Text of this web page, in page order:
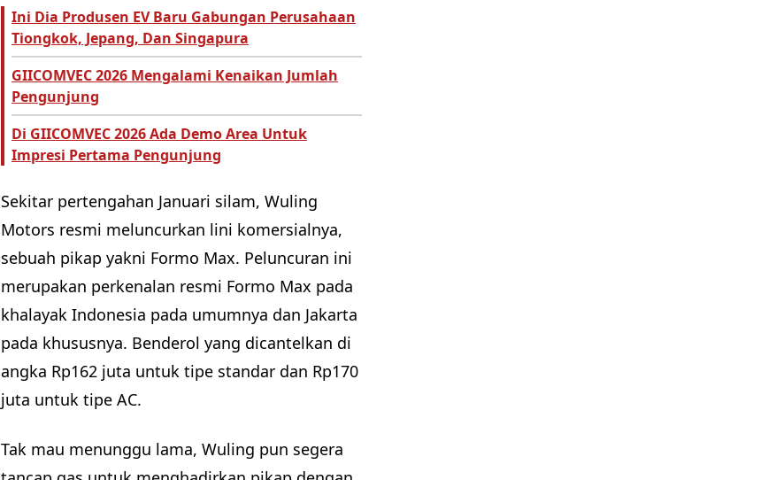
Ini Dia Produsen EV Baru Gabungan Perusahaan
Tiongkok, Jepang, Dan Singapura
GIICOMVEC 2026 Mengalami Kenaikan Jumlah
Pengunjung
Di GIICOMVEC 2026 Ada Demo Area Untuk
Impresi Pertama Pengunjung
Sekitar pertengahan Januari silam, Wuling
Motors resmi meluncurkan lini komersialnya,
sebuah pikap yakni Formo Max. Peluncuran ini
merupakan perkenalan resmi Formo Max pada
khalayak Indonesia pada umumnya dan Jakarta
pada khususnya. Benderol yang dicantelkan di
angka Rp162 juta untuk tipe standar dan Rp170
juta untuk tipe AC.
Tak mau menunggu lama, Wuling pun segera